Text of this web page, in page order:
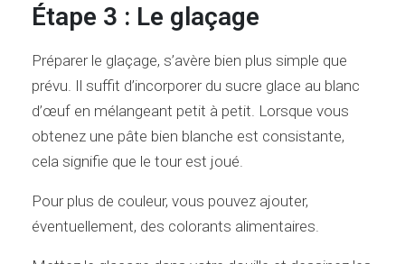
Étape 3 : Le glaçage
Préparer le glaçage, s’avère bien plus simple que
prévu. Il suffit d’incorporer du sucre glace au blanc
d’œuf en mélangeant petit à petit. Lorsque vous
obtenez une pâte bien blanche est consistante,
cela signifie que le tour est joué.
Pour plus de couleur, vous pouvez ajouter,
éventuellement, des colorants alimentaires.